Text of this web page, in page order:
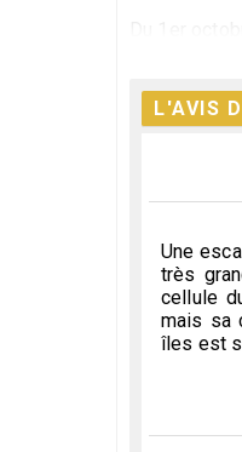
Attention :
Fermeture
offre
sirènes,
Les
ne
ouvert
L'AVIS
Une
très
cellule
mais sa
îles est